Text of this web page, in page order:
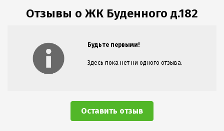
Отзывы о ЖК Буденного д.182
Будьте первыми!
Здесь пока нет ни одного отзыва.
Оставить отзыв